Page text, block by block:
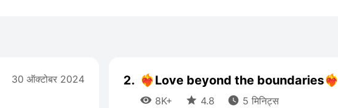
30 ऑक्टोबर 2024 2. ❤️‍🔥Love beyond the boundaries❤️‍🔥
 8K+  4.8  5 मिनिट्स